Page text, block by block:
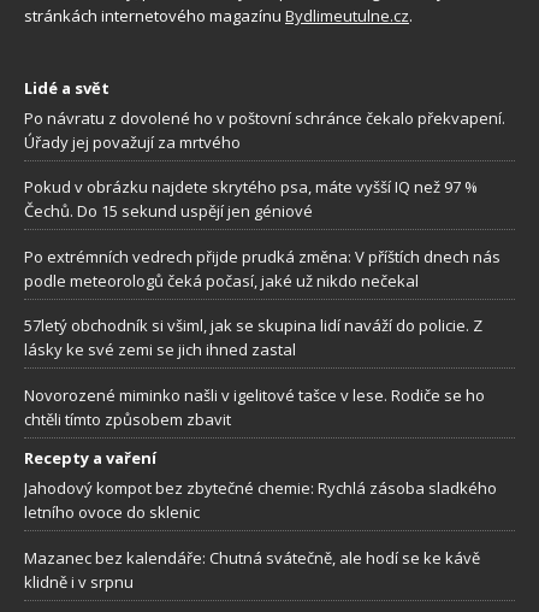
stránkách internetového magazínu Bydlimeutulne.cz.
Lidé a svět
Po návratu z dovolené ho v poštovní schránce čekalo překvapení.
Úřady jej považují za mrtvého
Pokud v obrázku najdete skrytého psa, máte vyšší IQ než 97 %
Čechů. Do 15 sekund uspějí jen géniové
Po extrémních vedrech přijde prudká změna: V příštích dnech nás
podle meteorologů čeká počasí, jaké už nikdo nečekal
57letý obchodník si všiml, jak se skupina lidí naváží do policie. Z
lásky ke své zemi se jich ihned zastal
Novorozené miminko našli v igelitové tašce v lese. Rodiče se ho
chtěli tímto způsobem zbavit
Recepty a vaření
Jahodový kompot bez zbytečné chemie: Rychlá zásoba sladkého
letního ovoce do sklenic
Mazanec bez kalendáře: Chutná svátečně, ale hodí se ke kávě
klidně i v srpnu